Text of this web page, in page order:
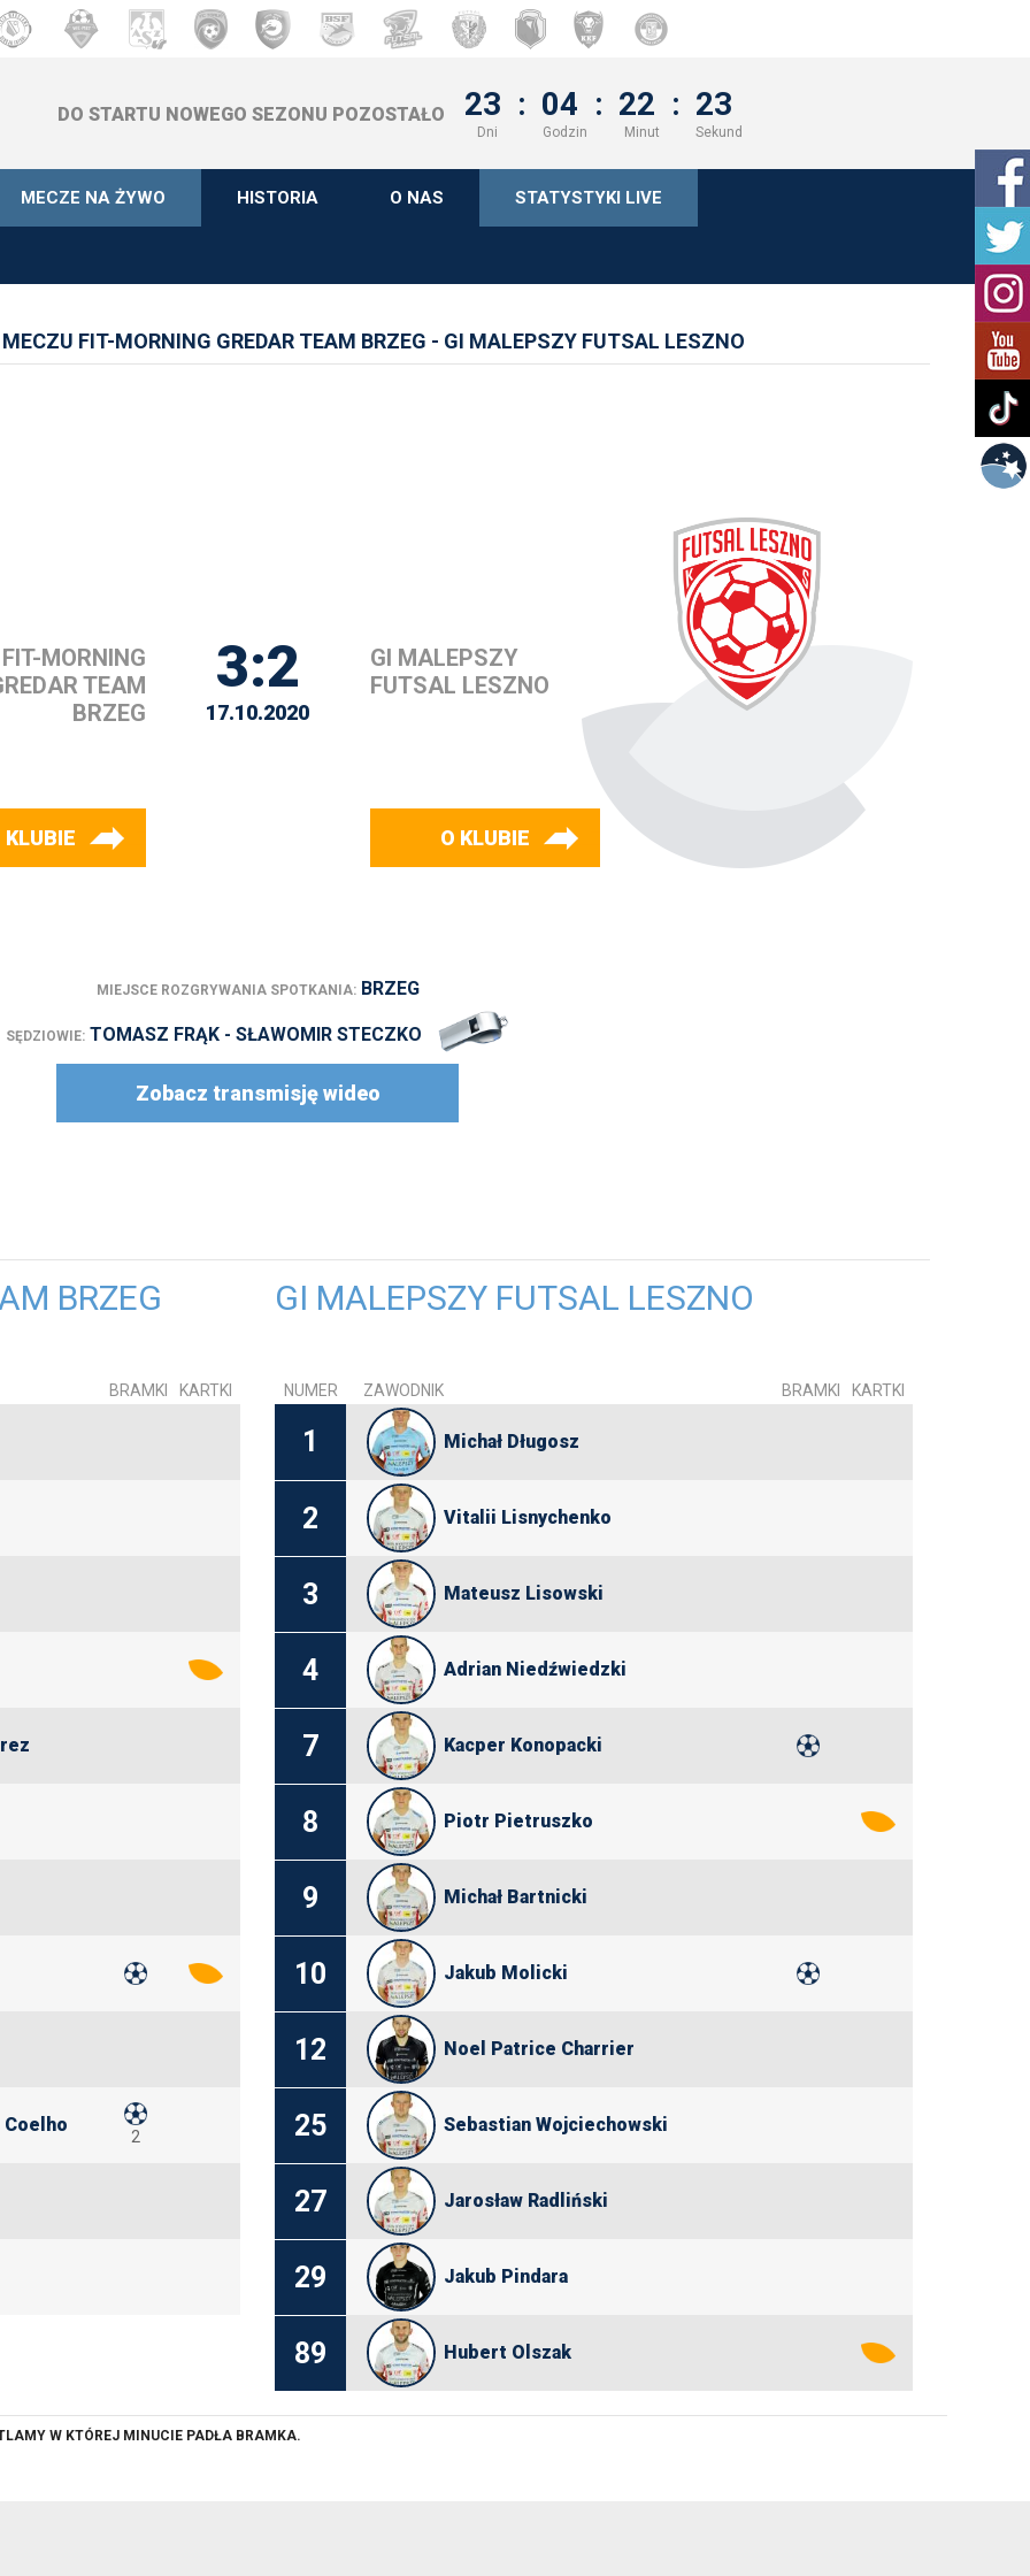
DO STARTU NOWEGO SEZONU POZOSTAŁO 23 : 04 : 22 : 23
Dni Godzin Minut Sekund
MECZE NA ŻYWO HISTORIA O NAS STATYSTYKI LIVE
FIT-MORNING GREDAR TEAM BRZEG - GI MALEPSZY FUTSAL LESZNO
FIT-MORNING
TEAM
BRZEG
KLUBIE
3:2
17.10.2020
GI MALEPSZY
FUTSAL LESZNO
O KLUBIE
MIEJSCE ROZGRYWANIA SPOTKANIA: BRZEG
SĘDZIOWIE: TOMASZ FRĄK - SŁAWOMIR STECZKO
Zobacz transmisję wideo
BRZEG
BRAMKI KARTKI
2
GI MALEPSZY FUTSAL LESZNO
NUMER ZAWODNIK BRAMKI KARTKI
1 Michał Długosz
2 Vitalii Lisnychenko
3 Mateusz Lisowski
4 Adrian Niedźwiedzki
7 Kacper Konopacki
8 Piotr Pietruszko
9 Michał Bartnicki
10 Jakub Molicki
12 Noel Patrice Charrier
25 Sebastian Wojciechowski
27 Jarosław Radliński
29 Jakub Pindara
89 Hubert Olszak
W KTÓREJ MINUCIE PADŁA BRAMKA.